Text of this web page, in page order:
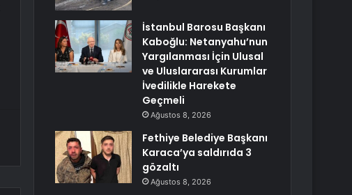
İstanbul Barosu Başkanı
Kaboğlu: Netanyahu’nun
Yargılanması İçin Ulusal
ve Uluslararası Kurumlar
İvedilikle Harekete
Geçmeli
Ağustos 8, 2026
Fethiye Belediye Başkanı
Karaca’ya saldırıda 3
gözaltı
Ağustos 8, 2026